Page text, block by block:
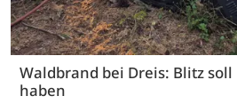
Waldbrand bei Dreis: Blitz
haben